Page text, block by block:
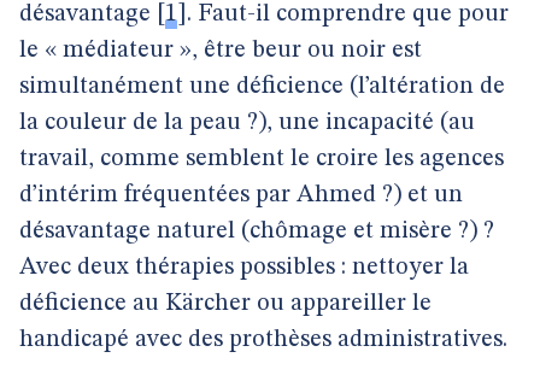
désavantage
1 . Faut-il comprendre que pour
le « médiateur », être beur ou noir est
simultanément une déficience (l’altération de
la couleur de la peau ?), une incapacité (au
travail, comme semblent le croire les agences
d’intérim fréquentées par Ahmed ?) et un
désavantage naturel (chômage et misère ?) ?
Avec deux thérapies possibles : nettoyer la
déficience au Kärcher ou appareiller le
handicapé avec des prothèses administratives.